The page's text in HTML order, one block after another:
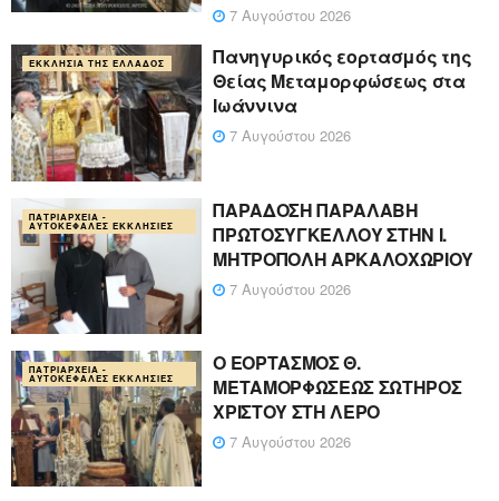
7 Αυγούστου 2026
ΕΚΚΛΗΣΊΑ ΤΗΣ ΕΛΛΆΔΟΣ
Πανηγυρικός εορτασμός της
Θείας Μεταμορφώσεως στα
Ιωάννινα
7 Αυγούστου 2026
ΠΑΤΡΙΑΡΧΕΊΑ -
ΑΥΤΟΚΈΦΑΛΕΣ ΕΚΚΛΗΣΊΕΣ
ΠΑΡΑΔΟΣΗ ΠΑΡΑΛΑΒΗ
ΠΡΩΤΟΣΥΓΚΕΛΛΟΥ ΣΤΗΝ Ι.
ΜΗΤΡΟΠΟΛΗ ΑΡΚΑΛΟΧΩΡΙΟΥ
7 Αυγούστου 2026
ΠΑΤΡΙΑΡΧΕΊΑ -
ΑΥΤΟΚΈΦΑΛΕΣ ΕΚΚΛΗΣΊΕΣ
Ο ΕΟΡΤΑΣΜΟΣ Θ.
ΜΕΤΑΜΟΡΦΩΣΕΩΣ ΣΩΤΗΡΟΣ
ΧΡΙΣΤΟΥ ΣΤΗ ΛΕΡΟ
7 Αυγούστου 2026